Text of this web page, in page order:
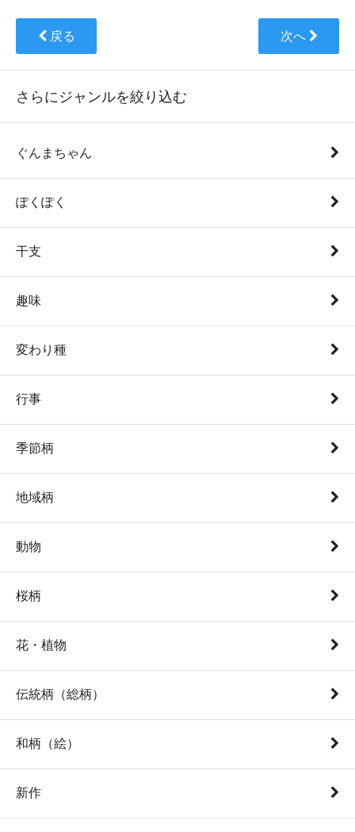
戻る 次へ
さらにジャンルを絞り込む
ぐんまちゃん
ぽくぽく
干支
趣味
変わり種
行事
季節柄
地域柄
動物
桜柄
花・植物
伝統柄（総柄）
和柄（絵）
新作